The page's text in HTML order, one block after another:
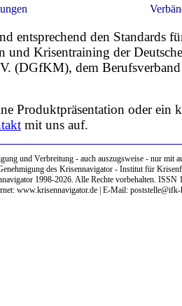
entsprechend den Standards
Krisentraining der
(DGfKM), dem
Produktpräsentation oder ein
mit uns auf.
und Verbreitung - auch auszugsweise - nur mit
des Krisennavigator - Institut für
1998-2026. Alle Rechte vorbehalten. ISSN
www.krisennavigator.de| E-Mail: poststelle@ifk-